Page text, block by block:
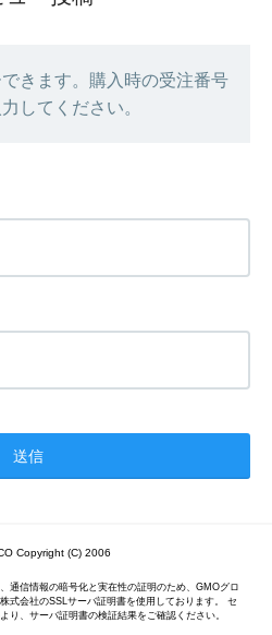
きます。購入時の受注番号
してください。
Copyright (C) 2006
通信情報の暗号化と実在性の証明のため、GMOグロ
式会社のSSLサーバ証明書を使用しております。 セ
り、サーバ証明書の検証結果をご確認ください。